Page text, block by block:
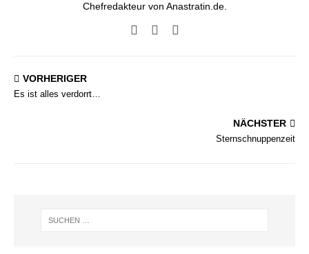
Chefredakteur von Anastratin.de.
VORHERIGER
Es ist alles verdorrt…
NÄCHSTER
Sternschnuppenzeit